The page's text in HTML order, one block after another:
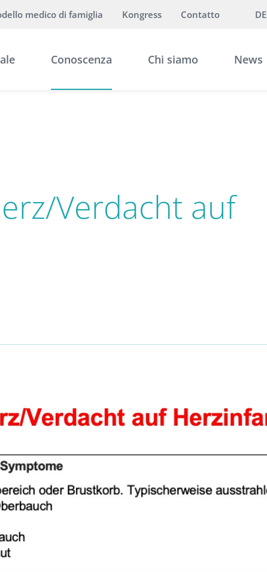
medico di famiglia Kongress Contatto DE
Conoscenza Chi siamo News
Verdacht auf